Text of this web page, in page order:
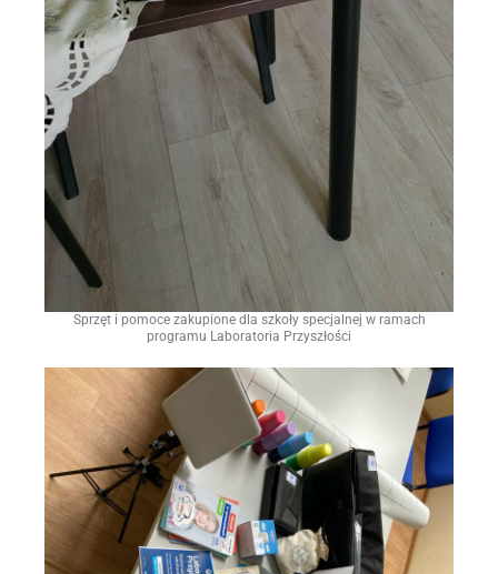
Sprzęt i pomoce zakupione dla szkoły specjalnej w ramach
programu Laboratoria Przyszłości